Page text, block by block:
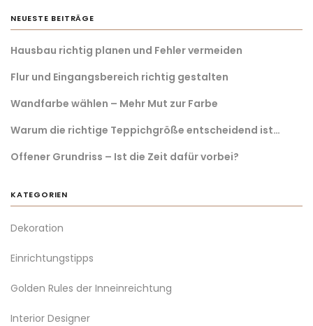
NEUESTE BEITRÄGE
Hausbau richtig planen und Fehler vermeiden
Flur und Eingangsbereich richtig gestalten
Wandfarbe wählen – Mehr Mut zur Farbe
Warum die richtige Teppichgröße entscheidend ist…
Offener Grundriss – Ist die Zeit dafür vorbei?
KATEGORIEN
Dekoration
Einrichtungstipps
Golden Rules der Inneinreichtung
Interior Designer